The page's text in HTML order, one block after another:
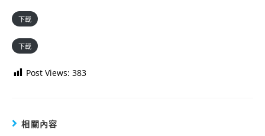
下載
下載
Post Views: 383
相關內容